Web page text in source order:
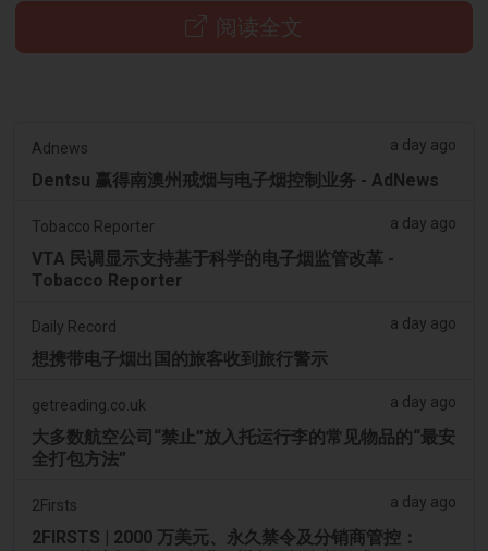
阅读全文
Adnews a day ago
Dentsu 赢得南澳州戒烟与电子烟控制业务 - AdNews
Tobacco Reporter a day ago
VTA 民调显示支持基于科学的电子烟监管改革 -
Tobacco Reporter
Daily Record a day ago
想携带电子烟出国的旅客收到旅行警示
getreading.co.uk a day ago
大多数航空公司“禁止”放入托运行李的常见物品的“最安
全打包方法”
2Firsts a day ago
2FIRSTS | 2000 万美元、永久禁令及分销商管控：